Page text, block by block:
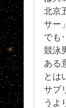
北京
サー
でも
競泳
ある
とは
サプ
うよ